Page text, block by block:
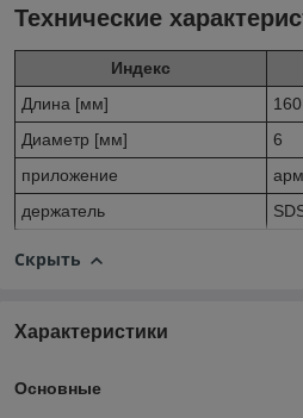
Технические
Индекс
Длина [мм]
160
Диаметр [мм]
6
приложение
держатель
Скрыть
Характеристики
Основные